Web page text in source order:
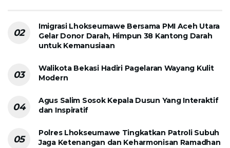
Imigrasi Lhokseumawe Bersama PMI Aceh Utara
Gelar Donor Darah, Himpun 38 Kantong Darah
untuk Kemanusiaan
Walikota Bekasi Hadiri Pagelaran Wayang Kulit
Modern
Agus Salim Sosok Kepala Dusun Yang Interaktif
dan Inspiratif
Polres Lhokseumawe Tingkatkan Patroli Subuh
Jaga Ketenangan dan Keharmonisan Ramadhan